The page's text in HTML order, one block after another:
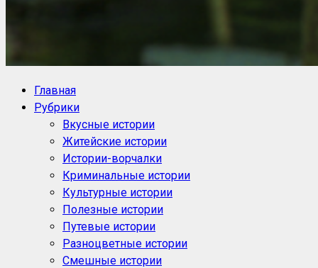
Блог историй NoorySan
Главная
Рубрики
Вкусные истории
Житейские истории
Истории-ворчалки
Криминальные истории
Культурные истории
Полезные истории
Путевые истории
Разноцветные истории
Смешные истории